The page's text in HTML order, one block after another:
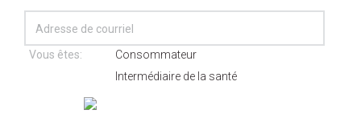
Vous êtes:
Consommateur
Intermédiaire de la santé